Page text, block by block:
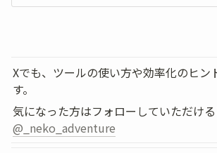
Xでも、ツールの使い方や効率化のヒン
す。
@_neko_adventure